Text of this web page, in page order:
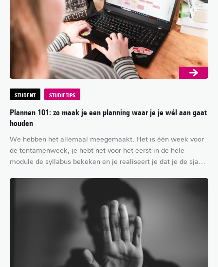
STUDENT STUDIETIPS
Plannen 101: zo maak je een planning waar je je wél aan gaat
houden
We hebben het allemaal meegemaakt. Het is één week voor
de tentamenweek, je hebt net voor het eerst in de hele
module de syllabus bekeken en je realiseert je dat je de sjaak
maken en op tijd kunnen beginnen met studeren, maar
waarom zou je dat doen als je ook onder tijdsdruk kunt
stampen…? Ondanks dat dit best effectief kan zijn, is het ook
nogal stressvol. Daarom vind je in dit artikel tips voor het
maken van een planning waar je je de volgende keer écht aan